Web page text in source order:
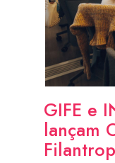
GIFE e
lançam